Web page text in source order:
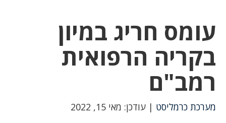
עומס חריג במיון
בקריה הרפואית
רמב"ם
מערכת כרמליסט | עודכן: מאי 15, 2022